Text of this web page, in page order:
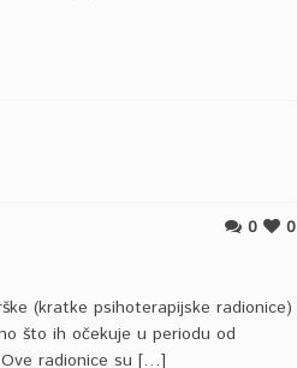
0 0
(kratke psihoterapijske radionice)
što ih očekuje u periodu od
radionice su […]